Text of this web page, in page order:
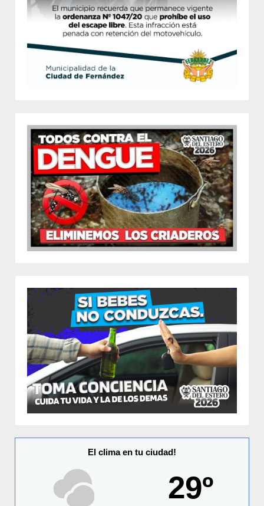
El clima en tu ciudad!
29º